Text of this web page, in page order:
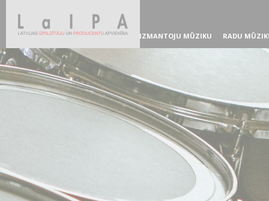
IZMANTOJU MŪZIKU RADU